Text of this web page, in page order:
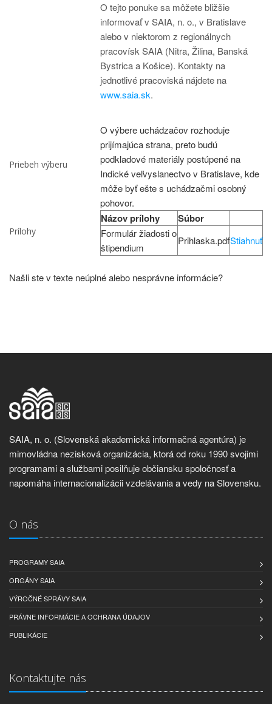
O tejto ponuke sa môžete bližšie
informovať v SAIA, n. o., v Bratislave
alebo v niektorom z regionálnych
pracovísk SAIA (Nitra, Žilina, Banská
Bystrica a Košice). Kontakty na
jednotlivé pracoviská nájdete na
www.saia.sk.
Priebeh výberu
O výbere uchádzačov rozhoduje
prijímajúca strana, preto budú
podkladové materiály postúpené na
Indické veľvyslanectvo v Bratislave, kde
môže byť ešte s uchádzačmi osobný
pohovor.
Prílohy
Názov prílohy Súbor
Formulár žiadosti o
štipendium
Prihlaska.pdfStiahnuť
Našli ste v texte neúplné alebo nesprávne informácie?
SAIA, n. o. (Slovenská akademická informačná agentúra) je
mimovládna nezisková organizácia, ktorá od roku 1990 svojimi
programami a službami posilňuje občiansku spoločnosť a
napomáha internacionalizácii vzdelávania a vedy na Slovensku.
O nás
PROGRAMY SAIA
ORGÁNY SAIA
VÝROČNÉ SPRÁVY SAIA
PRÁVNE INFORMÁCIE A OCHRANA ÚDAJOV
PUBLIKÁCIE
Kontaktujte nás